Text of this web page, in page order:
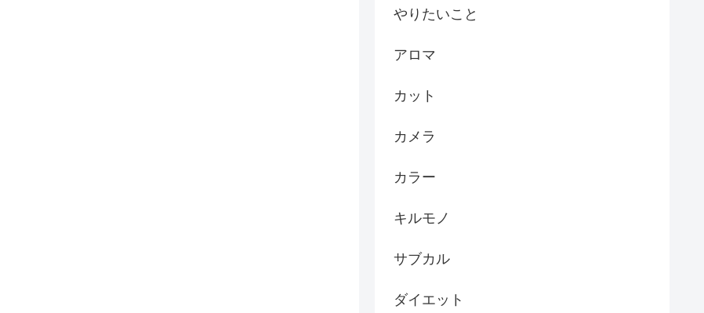
やりたいこと
アロマ
カット
カメラ
カラー
キルモノ
サブカル
ダイエット